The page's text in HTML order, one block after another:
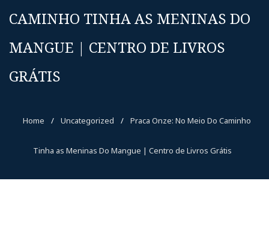
CAMINHO TINHA AS MENINAS DO
MANGUE | CENTRO DE LIVROS
GRÁTIS
Home / Uncategorized / Praca Onze: No Meio Do Caminho
Tinha as Meninas Do Mangue | Centro de Livros Grátis